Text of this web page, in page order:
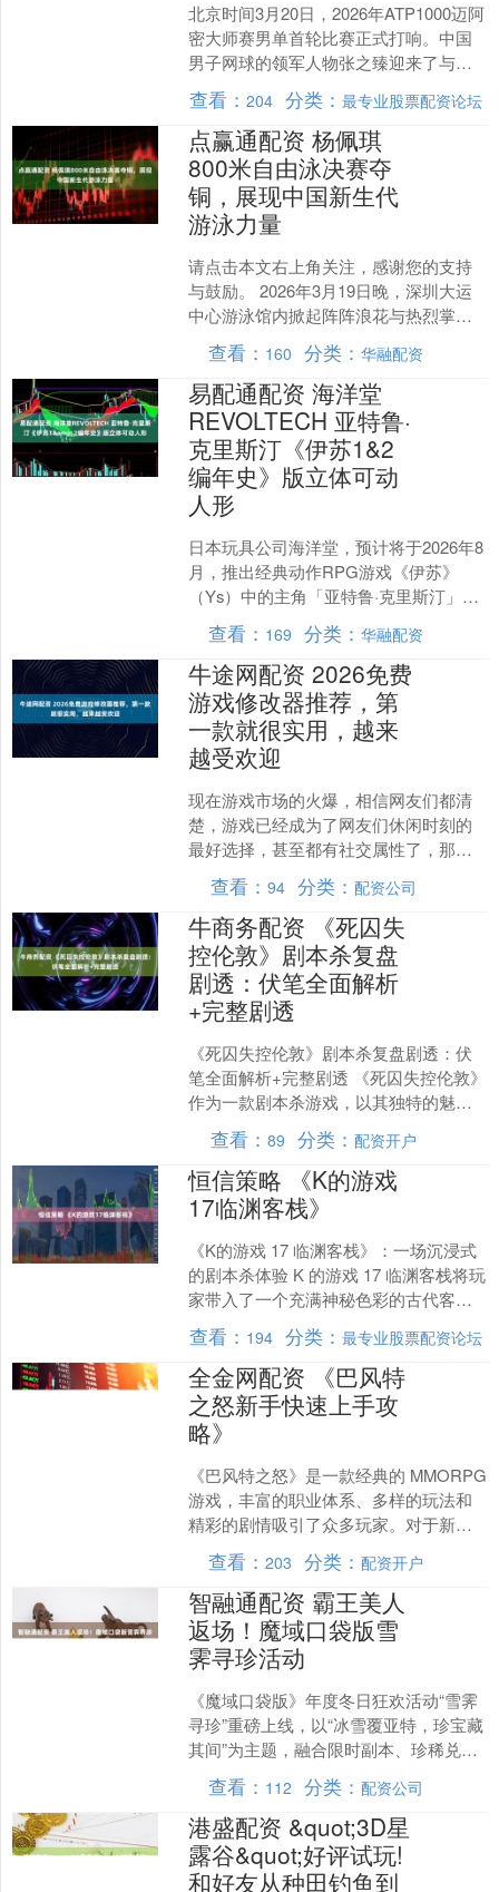
北京时间3月20日，2026年ATP1000迈阿
密大师赛男单首轮比赛正式打响。中国
男子网球的领军人物张之臻迎来了与法
国经验丰富选手马纳里诺的较量。经过
激烈对抗，....
查看： 204 分类： 最专业股票配资论坛
点赢通配资 杨佩琪
800米自由泳决赛夺
铜，展现中国新生代
游泳力量
请点击本文右上角关注，感谢您的支持
与鼓励。 2026年3月19日晚，深圳大运
中心游泳馆内掀起阵阵浪花与热烈掌
声，2026年中国游泳公开赛女子800米自
由泳决赛圆....
查看： 160 分类：华融配资
易配通配资 海洋堂
REVOLTECH 亚特鲁·
克里斯汀《伊苏1&2
编年史》版立体可动
人形
日本玩具公司海洋堂，预计将于2026年8
月，推出经典动作RPG游戏《伊苏》
（Ys）中的主角「亚特鲁·克里斯汀」
（アドル=クリスティン）之《伊苏12編
年史》版本的....
查看： 169 分类：华融配资
牛途网配资 2026免费
游戏修改器推荐，第
一款就很实用，越来
越受欢迎
现在游戏市场的火爆，相信网友们都清
楚，游戏已经成为了网友们休闲时刻的
最好选择，甚至都有社交属性了，那些
全民游戏确实深受玩家们的喜爱。当
然，除了玩玩全民游戏之外，....
查看：94 分类：配资公司
牛商务配资 《死囚失
控伦敦》剧本杀复盘
剧透：伏笔全面解析
+完整剧透
《死囚失控伦敦》剧本杀复盘剧透：伏
笔全面解析+完整剧透 《死囚失控伦敦》
作为一款剧本杀游戏，以其独特的魅力
吸引着众多推理爱好者。它带领玩家走
进一个充满悬疑与惊险....
查看：89 分类：配资开户
恒信策略 《K的游戏
17临渊客栈》
《K的游戏 17 临渊客栈》：一场沉浸式
的剧本杀体验 K 的游戏 17 临渊客栈将玩
家带入了一个充满神秘色彩的古代客栈
世界。临渊客栈坐落在一座偏僻的山谷
之中，周....
查看： 194 分类： 最专业股票配资论坛
全金网配资 《巴风特
之怒新手快速上手攻
略》
《巴风特之怒》是一款经典的 MMORPG
游戏，丰富的职业体系、多样的玩法和
精彩的剧情吸引了众多玩家。对于新手
玩家来说，如何快速上手并在游戏中站
稳脚跟是关键。以....
查看：203 分类：配资开户
智融通配资 霸王美人
返场！魔域口袋版雪
霁寻珍活动
《魔域口袋版》年度冬日狂欢活动“雪霁
寻珍”重磅上线，以“冰雪覆亚特，珍宝藏
其间”为主题，融合限时副本、珍稀兑
换、限定外观及幻兽返场三大核心玩
法。活动将于12月1....
查看： 112 分类：配资公司
港盛配资 &quot;3D星
露谷&quot;好评试玩!
和好友从种田钓鱼到